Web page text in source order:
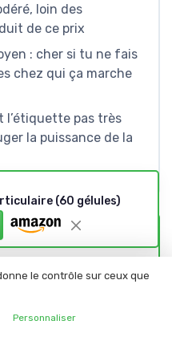
loin des
de ce prix
: cher si tu ne fais
chez qui ça marche
l’étiquette pas très
la puissance de la
(60 gélules)
le contrôle sur ceux que
Personnaliser